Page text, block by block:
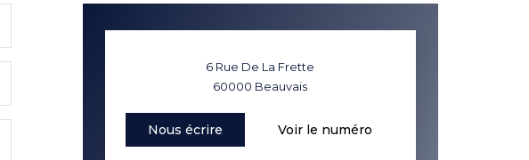
6 Rue De La Frette
60000 Beauvais
Nous écrire Voir le numéro